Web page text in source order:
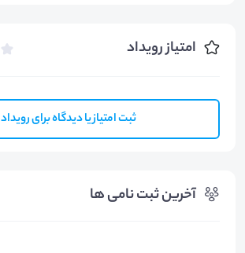
امتیاز رویداد
ثبت امتیاز یا دیدگاه برای رویداد
آخرین ثبت نامی ها